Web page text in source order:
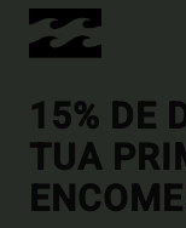
15% DE
TUA